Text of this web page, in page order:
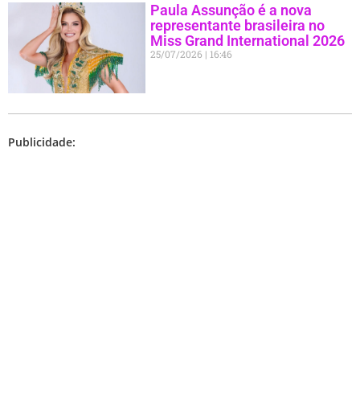
Paula Assunção é a nova
representante brasileira no
Miss Grand International 2026
25/07/2026 16:46
Publicidade: